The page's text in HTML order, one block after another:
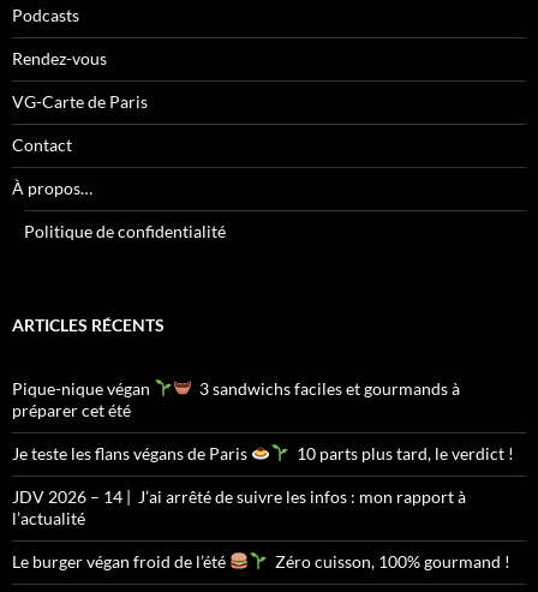
Podcasts
Rendez-vous
VG-Carte de Paris
Contact
À propos…
Politique de confidentialité
ARTICLES RÉCENTS
Pique-nique végan
3 sandwichs faciles et gourmands à
préparer cet été
Je teste les flans végans de Paris 10 parts plus tard, le verdict !
JDV 2026 – 14 | J’ai arrêté de suivre les infos : mon rapport à
l’actualité
Le burger végan froid de l’été Zéro cuisson, 100% gourmand !